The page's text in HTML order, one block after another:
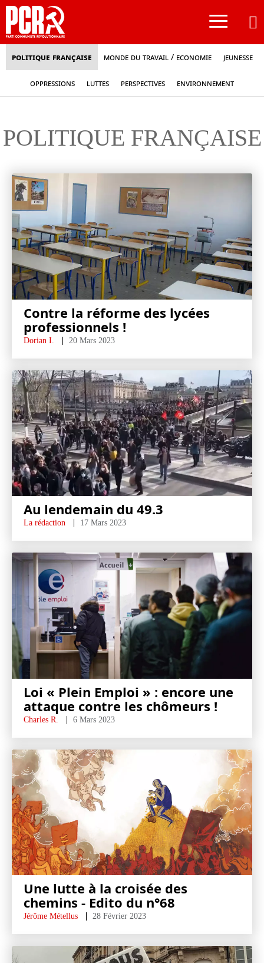
≡
Politique française Monde du travail / Economie Jeunesse
Oppressions Luttes Perspectives Environnement
POLITIQUE FRANÇAISE
Contre la réforme des lycées
professionnels !
Dorian I. 20 Mars 2023
Au lendemain du 49.3
La rédaction 17 Mars 2023
Loi « Plein Emploi » : encore une
attaque contre les chômeurs !
Charles R. 6 Mars 2023
Une lutte à la croisée des
chemins - Edito du n°68
Jérôme Métellus 28 Février 2023